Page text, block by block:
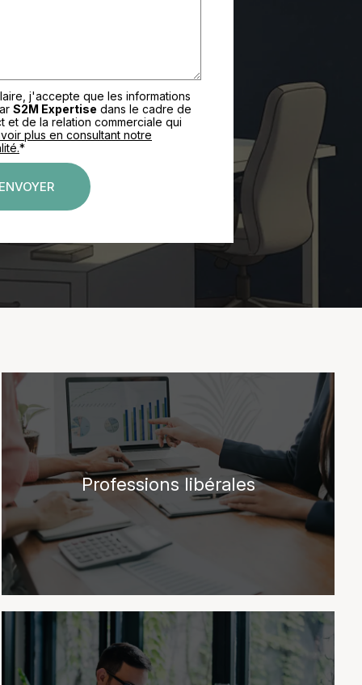
j'accepte que les informations
S2M Expertise dans le cadre de
et de la relation commerciale qui
plus en consultant notre
*
Professions libérales